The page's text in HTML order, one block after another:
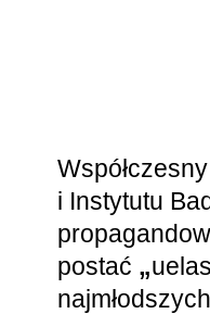
i Instytutu
postać „